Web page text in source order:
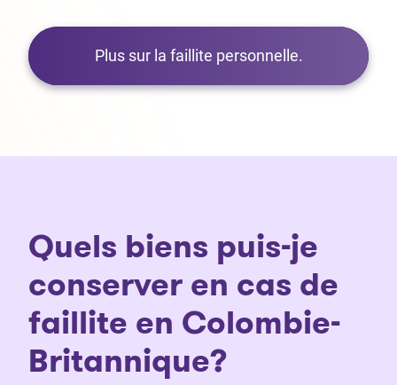
Plus sur la faillite personnelle.
Quels biens puis-je
conserver en cas de
faillite en Colombie-
Britannique?